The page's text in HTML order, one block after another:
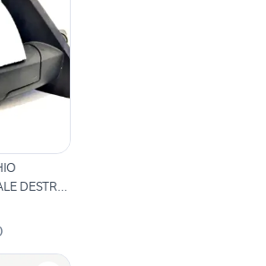
DESTRO
)